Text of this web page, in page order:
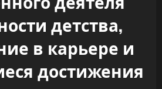
детства,
в карьере и
достижения